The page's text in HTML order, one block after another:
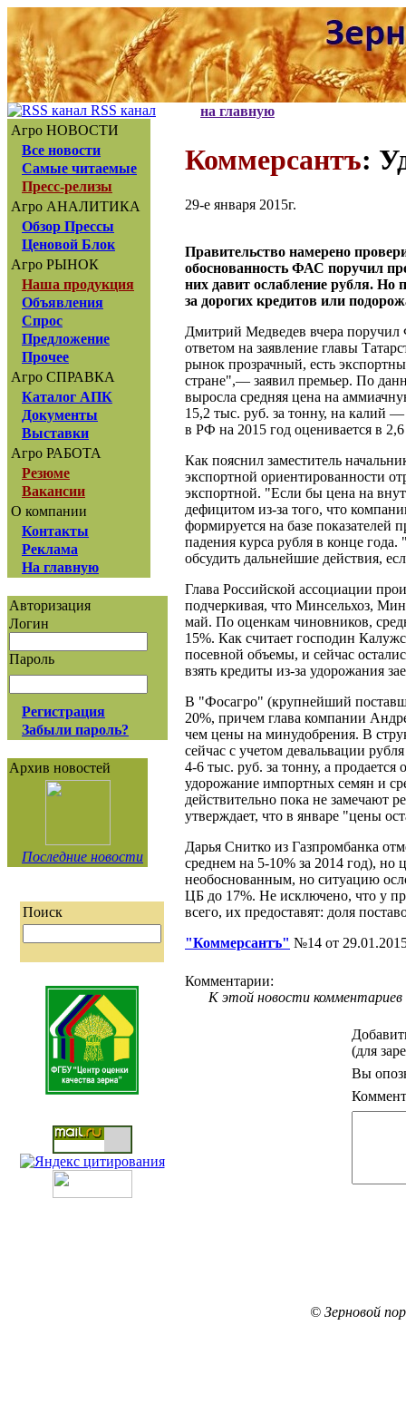
RSS канал
Агро НОВОСТИ
Все новости
Самые читаемые
Пресс-релизы
Агро АНАЛИТИКА
Обзор Прессы
Ценовой Блок
Агро РЫНОК
Наша продукция
Объявления
Спрос
Предложение
Прочее
Агро СПРАВКА
Каталог АПК
Документы
Выставки
Агро РАБОТА
Резюме
Вакансии
О компании
Контакты
Реклама
На главную
Авторизация
Логин
Пароль
Регистрация
Забыли пароль?
Архив новостей
Последние новости
Поиск
на главную
Коммерсантъ:
29-е января 2015г.
Правительство намерено
обоснованность ФАС поручил
них давит ослабление рубля. Но
за дорогих кредитов или
Дмитрий Медведев вчера
ответом на заявление главы
рынок прозрачный, есть
стране",— заявил премьер. По
выросла средняя цена на
15,2 тыс. руб. за тонну, на калий
в РФ на 2015 год оценивается в
Как пояснил заместитель
экспортной ориентированности
экспортной. "Если бы цена на
дефицитом из-за того, что
формируется на базе показателей
падения курса рубля в конце
обсудить дальнейшие действия,
Глава Российской ассоциации
подчеркивая, что Минсельхоз,
май. По оценкам чиновников,
15%. Как считает господин
посевной объемы, и сейчас
взять кредиты из-за удорожания
В "Фосагро" (крупнейший
20%, причем глава компании
чем цены на минудобрения. В
сейчас с учетом девальвации
4-6 тыс. руб. за тонну, а
удорожание импортных семян и
действительно пока не замечают
утверждает, что в январе "цены
Дарья Снитко из Газпромбанка
среднем на 5-10% за 2014 год), но
необоснованным, но ситуацию
ЦБ до 17%. Не исключено, что у
всего, их предоставят: доля
"Коммерсантъ" №14 от
Комментарии:
К этой новости комментариев
(для
Вы
© Зерновой